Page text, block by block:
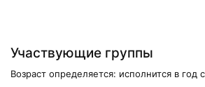
Участвующие группы
Возраст определяется: исполнится в год